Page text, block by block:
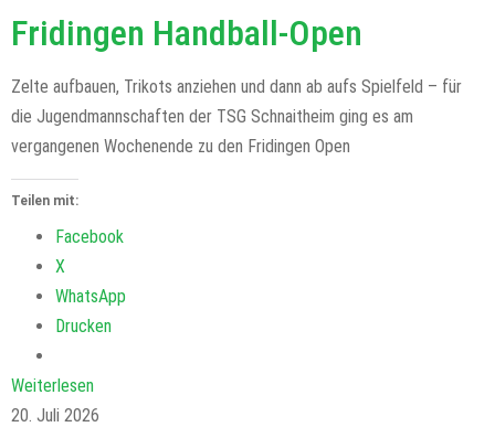
Fridingen Handball-Open
Zelte aufbauen, Trikots anziehen und dann ab aufs Spielfeld – für
die Jugendmannschaften der TSG Schnaitheim ging es am
vergangenen Wochenende zu den Fridingen Open
Teilen mit:
Facebook
X
WhatsApp
Drucken
Weiterlesen
20. Juli 2026